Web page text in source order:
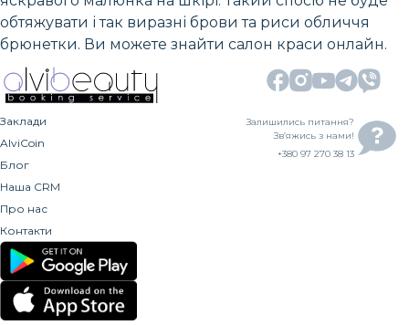
обтяжувати і так виразні брови та риси обличчя
брюнетки. Ви можете знайти салон краси онлайн.
Заклади
AlviCoin
Блог
Наша CRM
Про нас
Контакти
Залишились питання?
Зв’яжись з нами!
+380 97 270 38 13